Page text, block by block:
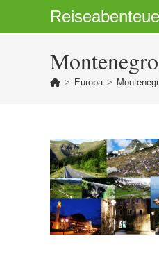
Montenegro
> Europa >